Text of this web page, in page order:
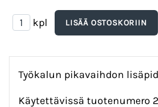
kpl
Työkalun pikavaihdon
Käytettävissä tuotenumero